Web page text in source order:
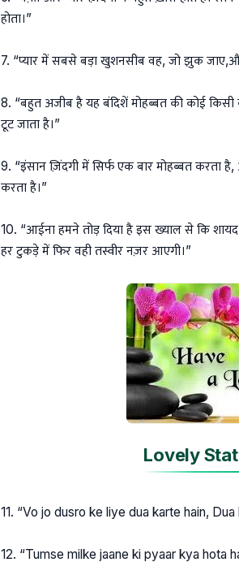
होता।”
7. “प्यार में सबसे बड़ा खुशनसीब वह, जो झुक
8. “बहुत अजीब है यह बंदिशें मोहब्बत की कोई
टूट जाता है।”
9. “इंसान ज़िंदगी में सिर्फ एक बार मोहब्बत करता
करता है।”
10. “आईना हमने तोड़ दिया है इस ख्याल से कि
हर टुकड़े में फिर वही तस्वीर नज़र आएगी।”
Lovely
11. “Vo jo dusro ke liye dua karte hain,
12. “Tumse milke jaane ki pyaar kya hota